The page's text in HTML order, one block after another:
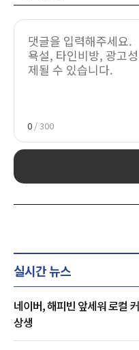
0 / 300
실시간 뉴스
네이버, 해피빈 앞세워 로컬
상생